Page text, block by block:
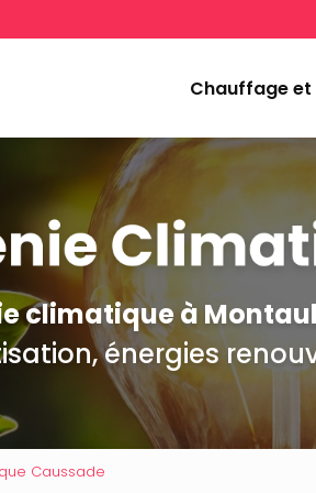
Chauffage
climatique à
énergies
Caussade